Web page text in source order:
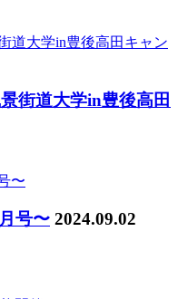
街道大学in豊後高田
号〜 2024.09.02